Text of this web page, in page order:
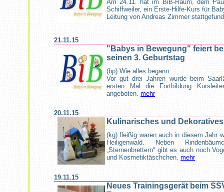
Am 24.11. hat im BiB-Raum, dem
Schiffweiler, ein Erste-Hilfe-Kurs für
Leitung von Andreas Zimmer
21.11.15
"Babys in Bewegung" feiert
seinen 3. Geburtstag
(bp) Wie alles begann…
Vor gut drei Jahren wurde beim
ersten Mal die Fortbildung
angeboten. mehr
20.11.15
Kulinarisches und
(kg) fleißig waren auch in diesem Jahr
Heiligenwald. Neben
„Sternenbrettern“ gibt es auch noch
und Kosmetiktäschchen. mehr
19.11.15
Neues Trainingsgerät beim